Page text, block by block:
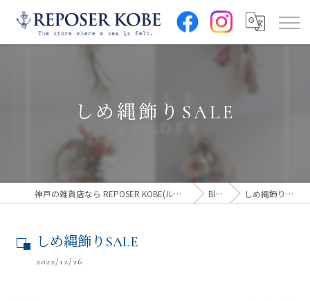
しめ縄飾りSALE
神戸の雑貨店なら REPOSER KOBE(ルポゼ神戸) Blog しめ縄飾りSALE
しめ縄飾りSALE
2022/12/26